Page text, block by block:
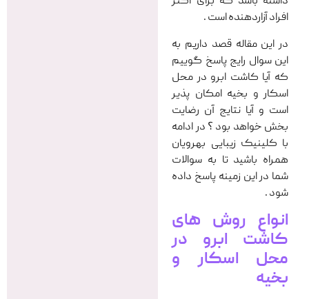
افراد آزاردهنده است .
در این مقاله قصد داریم به
این سوال رایج پاسخ گوییم
که آیا کاشت ابرو در محل
اسکار و بخیه امکان پذیر
است و آیا نتایج آن رضایت
بخش خواهد بود ؟ در ادامه
با کلینیک زیبایی بهرویان
همراه باشید تا به سوالات
شما در این زمینه پاسخ داده
شود .
انواع روش های
کاشت ابرو در
محل اسکار و
بخیه